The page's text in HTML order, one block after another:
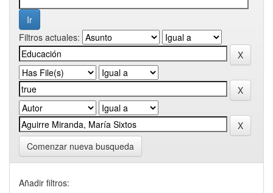
Filtros actuales:
Comenzar nueva busqueda
Añadir filtros: